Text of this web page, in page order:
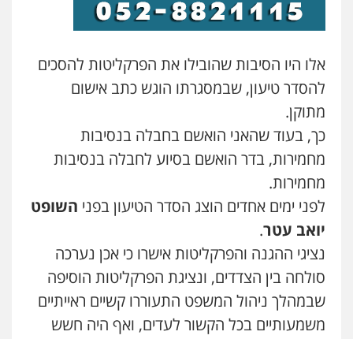
אלו היו הסיבות שהובילו את הפרקליטות להסכים
להסדר טיעון, שבמסגרתו הוגש כתב אישום
מתוקן.
כך, בעוד שהאני הואשם בחבלה בנסיבות
מחמירות, בדר הואשם בסיוע לחבלה בנסיבות
מחמירות.
לפני ימים אחדים הוצג הסדר הטיעון בפני השופט
יואב עטר.
נציגי ההגנה והפרקליטות אישרו כי אכן נערכה
סולחה בין הצדדים, ונציגת הפרקליטות הוסיפה
שבמהלך ניהול המשפט התעוררו קשיים ראייתיים
משמעותיים בכל הקשור לעדים, ואף היה חשש